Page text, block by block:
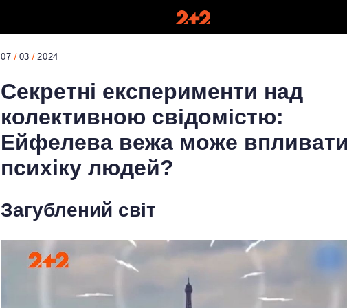
07 03 2024
Секретні експерименти над
колективною свідомістю:
Ейфелева вежа може
психіку людей?
Загублений світ